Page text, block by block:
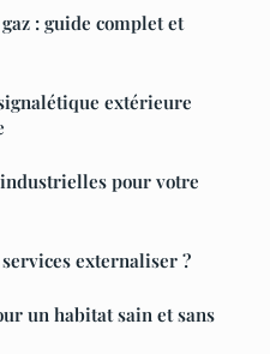
: guide complet et
extérieure
pour votre
externaliser ?
un habitat sain et sans